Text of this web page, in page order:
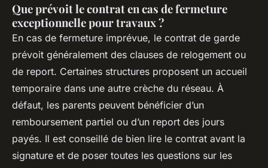
Que prévoit le contrat en cas de fermeture
exceptionnelle pour travaux ?
En cas de fermeture imprévue, le contrat de garde
prévoit généralement des clauses de relogement ou
de report. Certaines structures proposent un accueil
temporaire dans une autre crèche du réseau. À
défaut, les parents peuvent bénéficier d’un
remboursement partiel ou d’un report des jours
payés. Il est conseillé de bien lire le contrat avant la
signature et de poser toutes les questions sur les